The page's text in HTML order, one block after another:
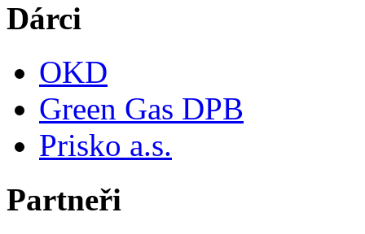
Dárci
OKD
Green Gas DPB
Prisko a.s.
Partneři